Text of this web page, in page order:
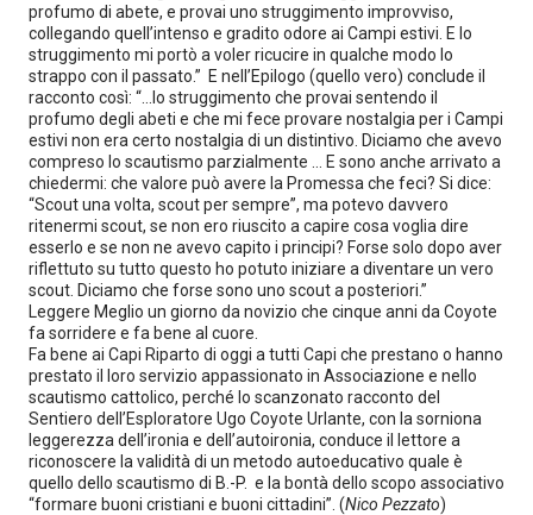
profumo di abete, e provai uno struggimento improvviso,
collegando quell’intenso e gradito odore ai Campi estivi. E lo
struggimento mi portò a voler ricucire in qualche modo lo
strappo con il passato.” E nell’Epilogo (quello vero) conclude il
racconto così: “…lo struggimento che provai sentendo il
profumo degli abeti e che mi fece provare nostalgia per i Campi
estivi non era certo nostalgia di un distintivo. Diciamo che avevo
compreso lo scautismo parzialmente … E sono anche arrivato a
chiedermi: che valore può avere la Promessa che feci? Si dice:
“Scout una volta, scout per sempre”, ma potevo davvero
ritenermi scout, se non ero riuscito a capire cosa voglia dire
esserlo e se non ne avevo capito i principi? Forse solo dopo aver
riflettuto su tutto questo ho potuto iniziare a diventare un vero
scout. Diciamo che forse sono uno scout a posteriori.”
Leggere Meglio un giorno da novizio che cinque anni da Coyote
fa sorridere e fa bene al cuore.
Fa bene ai Capi Riparto di oggi a tutti Capi che prestano o hanno
prestato il loro servizio appassionato in Associazione e nello
scautismo cattolico, perché lo scanzonato racconto del
Sentiero dell’Esploratore Ugo Coyote Urlante, con la sorniona
leggerezza dell’ironia e dell’autoironia, conduce il lettore a
riconoscere la validità di un metodo autoeducativo quale è
quello dello scautismo di B.-P. e la bontà dello scopo associativo
“formare buoni cristiani e buoni cittadini”. (Nico Pezzato)